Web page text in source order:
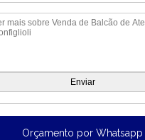
Orçamento por Whatsapp